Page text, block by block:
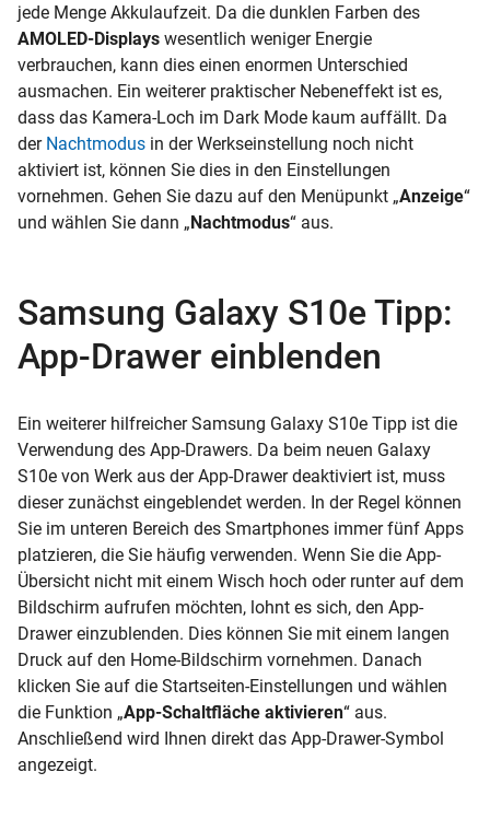
jede Menge Akkulaufzeit. Da die dunklen Farben des
AMOLED-Displays wesentlich weniger Energie
verbrauchen, kann dies einen enormen Unterschied
ausmachen. Ein weiterer praktischer Nebeneffekt ist es,
dass das Kamera-Loch im Dark Mode kaum auffällt. Da
der Nachtmodus in der Werkseinstellung noch nicht
aktiviert ist, können Sie dies in den Einstellungen
vornehmen. Gehen Sie dazu auf den Menüpunkt „Anzeige“
und wählen Sie dann „Nachtmodus“ aus.
Samsung Galaxy S10e Tipp:
App-Drawer einblenden
Ein weiterer hilfreicher Samsung Galaxy S10e Tipp ist die
Verwendung des App-Drawers. Da beim neuen Galaxy
S10e von Werk aus der App-Drawer deaktiviert ist, muss
dieser zunächst eingeblendet werden. In der Regel können
Sie im unteren Bereich des Smartphones immer fünf Apps
platzieren, die Sie häufig verwenden. Wenn Sie die App-
Übersicht nicht mit einem Wisch hoch oder runter auf dem
Bildschirm aufrufen möchten, lohnt es sich, den App-
Drawer einzublenden. Dies können Sie mit einem langen
Druck auf den Home-Bildschirm vornehmen. Danach
klicken Sie auf die Startseiten-Einstellungen und wählen
die Funktion „App-Schaltfläche aktivieren“ aus.
Anschließend wird Ihnen direkt das App-Drawer-Symbol
angezeigt.